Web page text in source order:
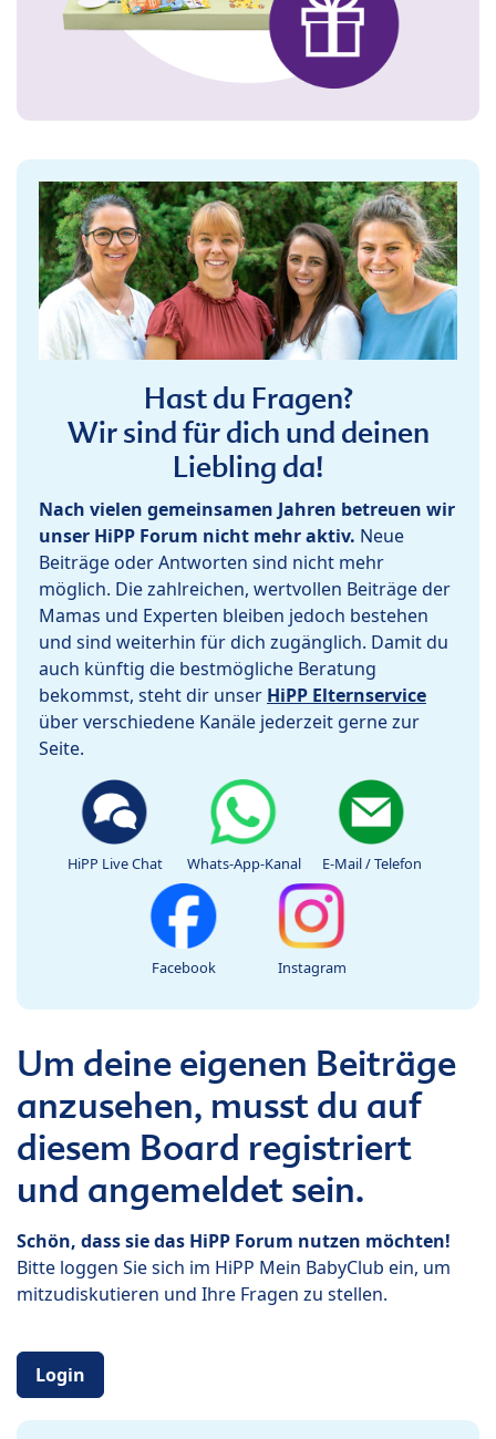
Hast du Fragen?
Wir sind für dich und deinen
Liebling da!
Nach vielen gemeinsamen Jahren betreuen wir
unser HiPP Forum nicht mehr aktiv. Neue
Beiträge oder Antworten sind nicht mehr
möglich. Die zahlreichen, wertvollen Beiträge der
Mamas und Experten bleiben jedoch bestehen
und sind weiterhin für dich zugänglich. Damit du
auch künftig die bestmögliche Beratung
bekommst, steht dir unser HiPP Elternservice
über verschiedene Kanäle jederzeit gerne zur
Seite.
HiPP Live Chat Whats-App-Kanal E-Mail / Telefon
Facebook Instagram
Um deine eigenen Beiträge
anzusehen, musst du auf
diesem Board registriert
und angemeldet sein.
Schön, dass sie das HiPP Forum nutzen möchten!
Bitte loggen Sie sich im HiPP Mein BabyClub ein, um
mitzudiskutieren und Ihre Fragen zu stellen.
Login